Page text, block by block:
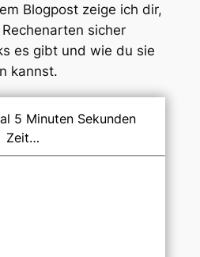
Blogpost zeige ich dir,
sicher
es gibt und wie du sie
kannst.
5 Minuten Sekunden
Zeit…